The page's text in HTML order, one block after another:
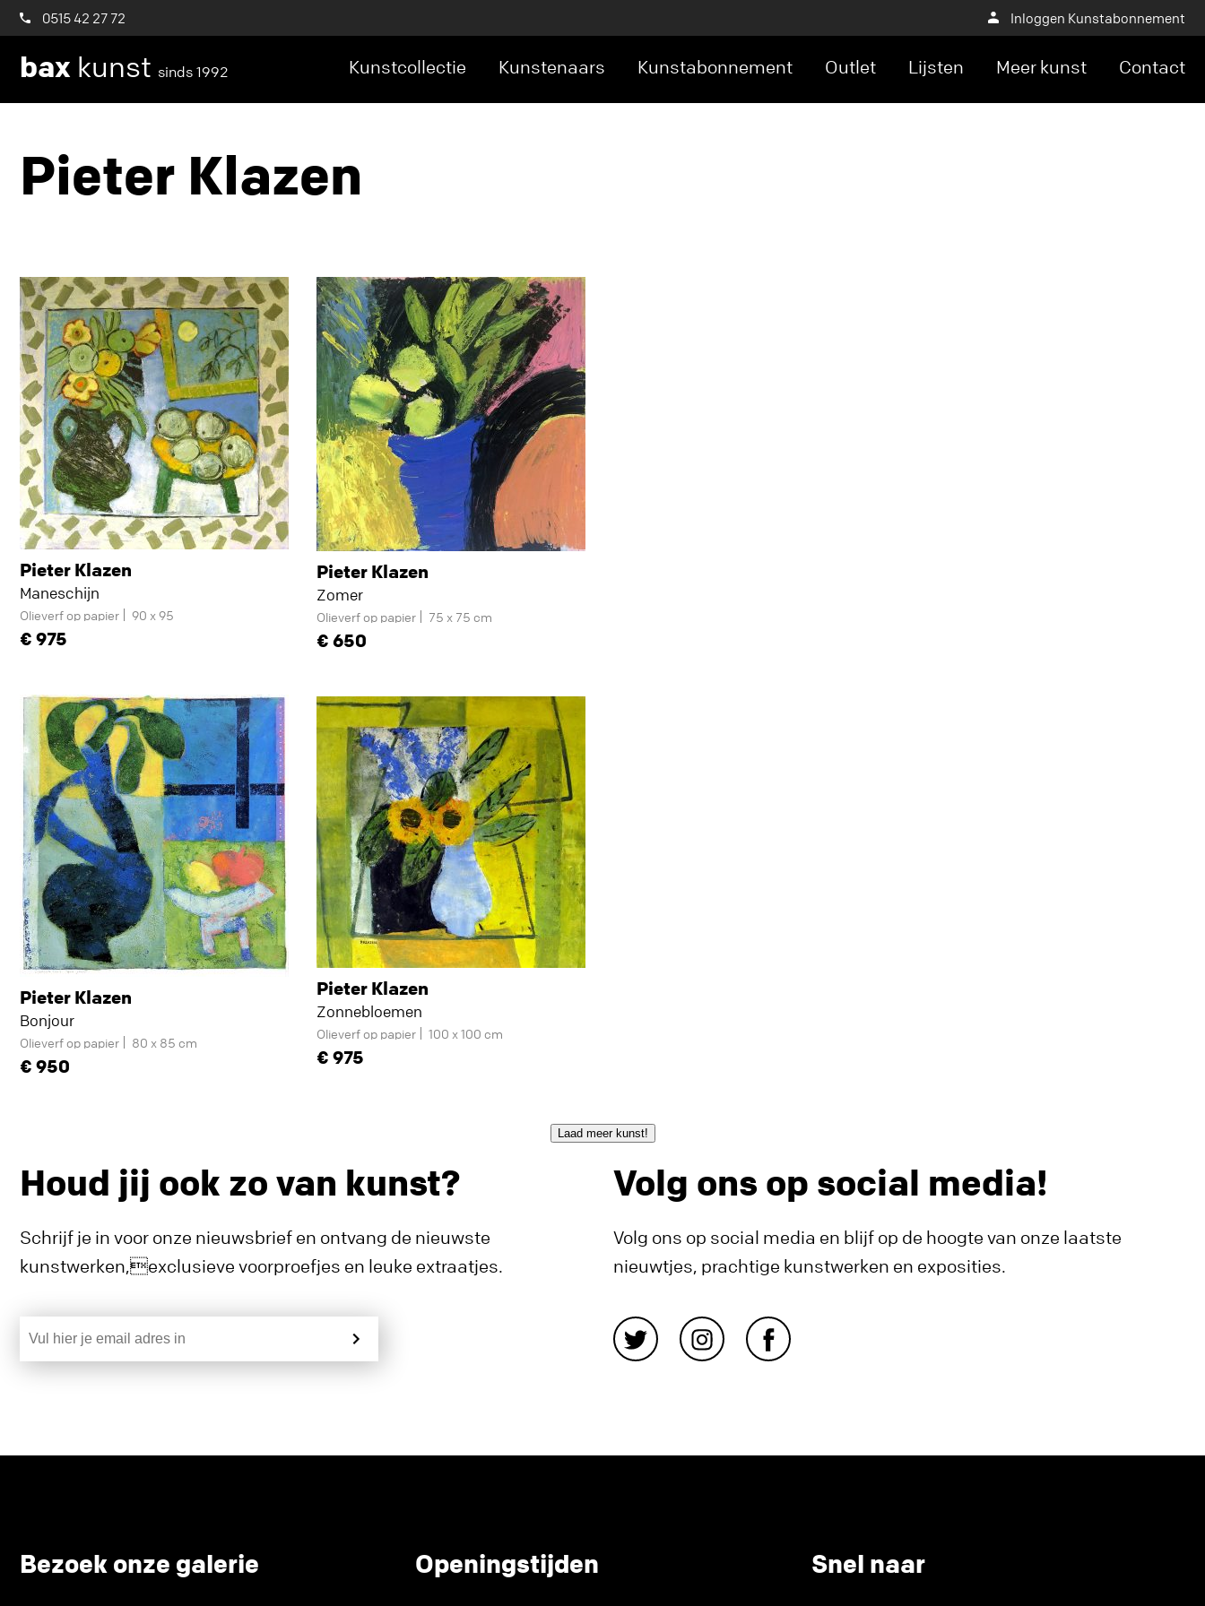
0515 42 27 72 Inloggen Kunstabonnement
bax kunst sinds 1992 Kunstcollectie Kunstenaars Kunstabonnement Outlet Lijsten Meer kunst Contact
Pieter Klazen
Pieter Klazen
Maneschijn
Olieverf op papier 90 x 95
975
Pieter Klazen
Bonjour
Olieverf op papier 80 x 85 cm
950
Pieter Klazen
Zomer
Olieverf op papier 75 x 75 cm
650
Pieter Klazen
Zonnebloemen
Olieverf op papier 100 x 100 cm
975
Laad meer kunst!
Houd jij ook zo van kunst?
Schrijf je in voor onze nieuwsbrief en ontvang de nieuwste
kunstwerken,exclusieve voorproefjes en leuke extraatjes.
Volg ons op social media!
Volg ons op social media en blijf op de hoogte van onze laatste
nieuwtjes, prachtige kunstwerken en exposities.
Bezoek onze galerie Openingstijden Snel naar